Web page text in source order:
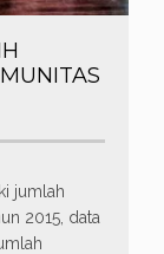
jumlah
2015, data